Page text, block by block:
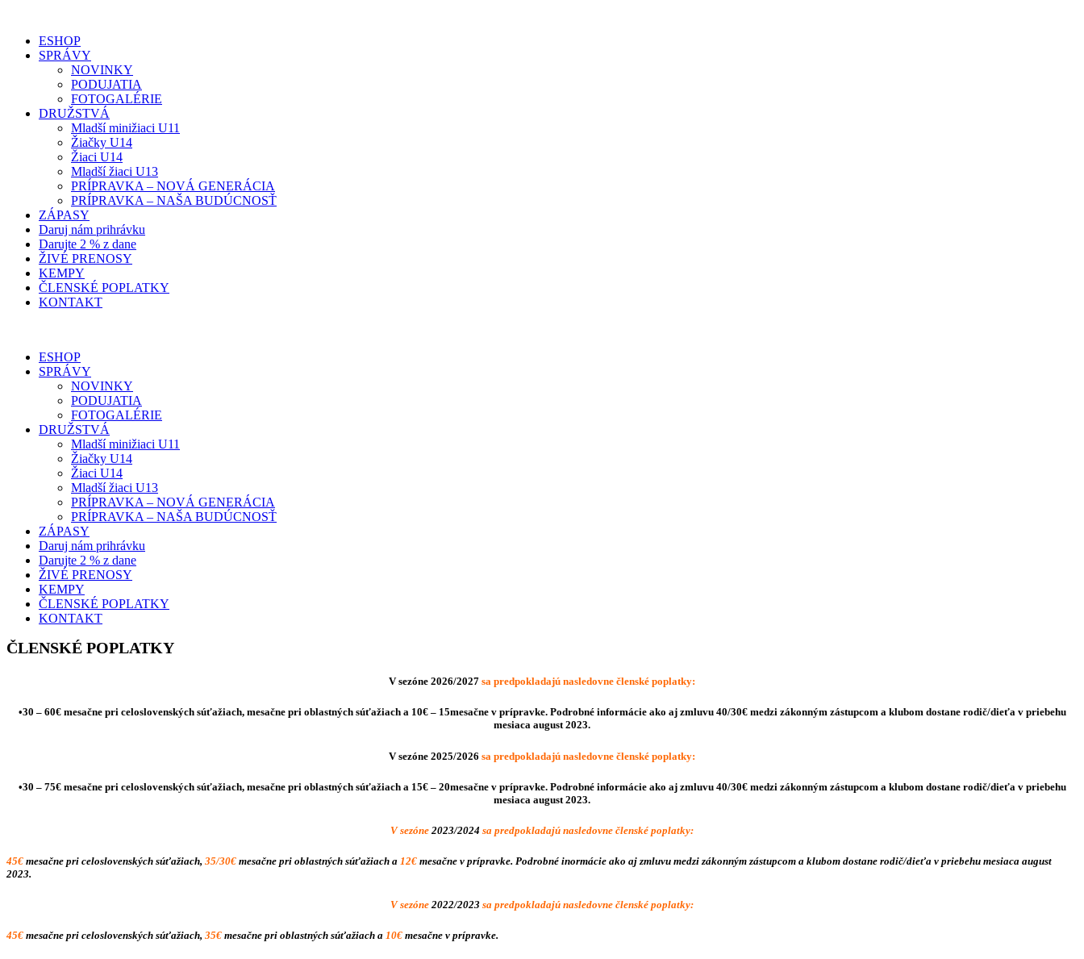
ESHOP
SPRÁVY
NOVINKY
PODUJATIA
FOTOGALÉRIE
DRUŽSTVÁ
Mladší minižiaci U11
Žiačky U14
Žiaci U14
Mladší žiaci U13
PRÍPRAVKA – NOVÁ GENERÁCIA
PRÍPRAVKA – NAŠA BUDÚCNOSŤ
ZÁPASY
Daruj nám prihrávku
Darujte 2 % z dane
ŽIVÉ PRENOSY
KEMPY
ČLENSKÉ POPLATKY
KONTAKT
ESHOP
SPRÁVY
NOVINKY
PODUJATIA
FOTOGALÉRIE
DRUŽSTVÁ
Mladší minižiaci U11
Žiačky U14
Žiaci U14
Mladší žiaci U13
PRÍPRAVKA – NOVÁ GENERÁCIA
PRÍPRAVKA – NAŠA BUDÚCNOSŤ
ZÁPASY
Daruj nám prihrávku
Darujte 2 % z dane
ŽIVÉ PRENOSY
KEMPY
ČLENSKÉ POPLATKY
KONTAKT
ČLENSKÉ POPLATKY
V sezóne 2026/2027 sa predpokladajú nasledovne členské poplatky:
•30 – 60€ mesačne pri celoslovenských súťažiach, mesačne pri oblastných súťažiach a 10€ – 15mesačne v prípravke. Podrobné informácie ako aj zmluvu 40/30€ medzi zákonným zástupcom a klubom dostane rodič/dieťa v priebehu
mesiaca august 2023.
V sezóne 2025/2026 sa predpokladajú nasledovne členské poplatky:
•30 – 75€ mesačne pri celoslovenských súťažiach, mesačne pri oblastných súťažiach a 15€ – 20mesačne v prípravke. Podrobné informácie ako aj zmluvu 40/30€ medzi zákonným zástupcom a klubom dostane rodič/dieťa v priebehu
mesiaca august 2023.
V sezóne 2023/2024 sa predpokladajú nasledovne členské poplatky:
45€ mesačne pri celoslovenských súťažiach, 35/30€ mesačne pri oblastných súťažiach a 12€ mesačne v prípravke. Podrobné inormácie ako aj zmluvu medzi zákonným zástupcom a klubom dostane rodič/dieťa v priebehu mesiaca august
2023.
V sezóne 2022/2023 sa predpokladajú nasledovne členské poplatky:
45€ mesačne pri celoslovenských súťažiach, 35€ mesačne pri oblastných súťažiach a 10€ mesačne v prípravke.